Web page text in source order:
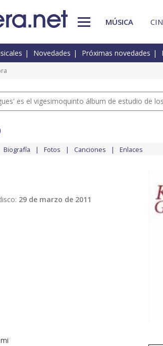
MÚSICA
Novedades Próximas novedades
es el vigesimoquinto álbum de estudio de
Biografía Fotos Canciones Enlaces
29 de marzo de 2011